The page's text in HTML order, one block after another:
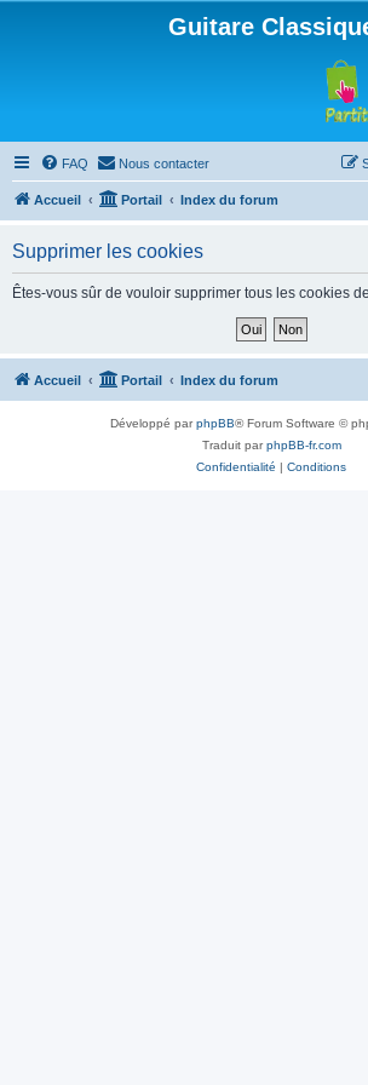
Guitare
FAQ Nous contacter
Accueil Portail Index du forum
Supprimer les cookies
Êtes-vous sûr de vouloir supprimer tous les cookies
Accueil Portail Index du forum
Développé parphpBB® Forum Software ©
Traduit parphpBB-fr.com
Confidentialité | Conditions